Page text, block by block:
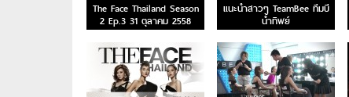
The Face Thailand Season
2 Ep.3 31 ตุลาคม 2558
แนะนำสาวๆ TeamBee ทีมบี
น้ำทิพย์